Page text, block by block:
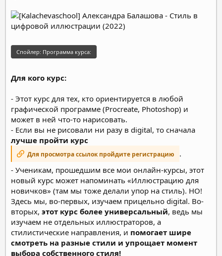
Спойлер: Программа курса:
Для кого курс:
- Этот курс для тех, кто ориентируется в любой
графической программе (Procreate, Photoshop) и
может в ней что-то нарисовать.
- Если вы не рисовали ни разу в digital, то сначала
лучше пройти курс
Для просмотра ссылок пройдите регистрацию
.
- Ученикам, прошедшим все мои онлайн-курсы, этот
новый курс может напоминать «Иллюстрацию для
новичков» (там мы тоже делали упор на стиль). НО!
Здесь мы, во-первых, изучаем прицельно digital. Во-
вторых, этот курс более универсальный, ведь мы
изучаем не отдельных иллюстраторов, а
стилистические направления, и помогает шире
смотреть на разные стили и упрощает момент
выбора собственного стиля!